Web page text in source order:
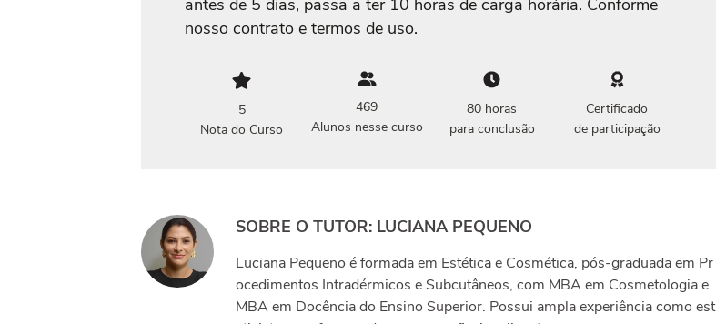
nosso contrato e termos de uso.
5
Nota do Curso
469
Alunos nesse curso
80 horas
para conclusão
Certificado
de participação
SOBRE O TUTOR: LUCIANA PEQUENO
Luciana Pequeno é formada em Estética e Cosmética, pós-graduada em Pr
ocedimentos Intradérmicos e Subcutâneos, com MBA em Cosmetologia e
MBA em Docência do Ensino Superior. Possui ampla experiência como est